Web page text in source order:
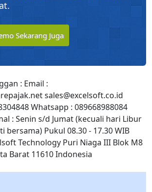
Sekarang Juga
: Email :
sales@excelsoft.co.id
Whatsapp : 089668988084
: Senin s/d Jumat (kecuali hari Libur
bersama) Pukul 08.30 - 17.30 WIB
Technology Puri Niaga III Blok M8
Barat 11610 Indonesia